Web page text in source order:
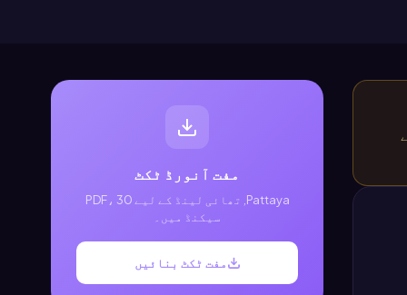
مفت آنورڈ ٹکٹ
Pattaya, تھائی لینڈ کے لیے PDF، 30
سیکنڈ میں۔
مفت ٹکٹ بنائیں